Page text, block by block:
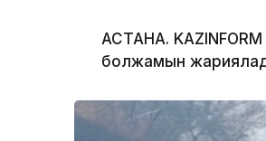
АСТАНА.
болжамын